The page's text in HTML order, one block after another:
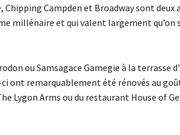
Campden et Broadway sont deux
millénaire et qui valent largement qu’on
ou Samsagace Gamegie à la terrasse
ont remarquablement été rénovés au
Lygon Arms ou du restaurant House of